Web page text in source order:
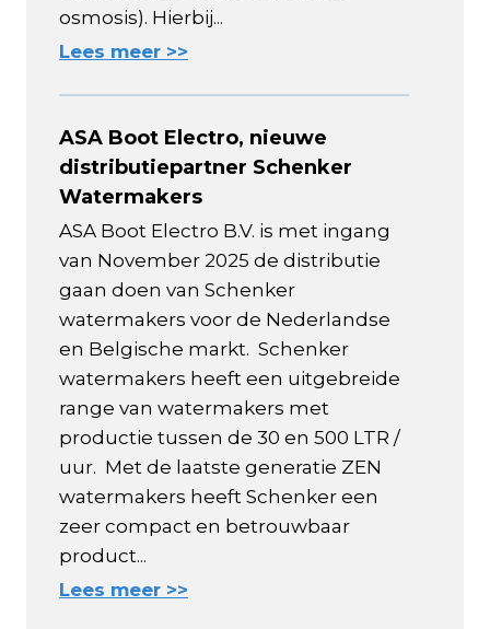
osmosis). Hierbij...
Lees meer >>
ASA Boot Electro, nieuwe
distributiepartner Schenker
Watermakers
ASA Boot Electro B.V. is met ingang
van November 2025 de distributie
gaan doen van Schenker
watermakers voor de Nederlandse
en Belgische markt. Schenker
watermakers heeft een uitgebreide
range van watermakers met
productie tussen de 30 en 500 LTR /
uur. Met de laatste generatie ZEN
watermakers heeft Schenker een
zeer compact en betrouwbaar
product...
Lees meer >>